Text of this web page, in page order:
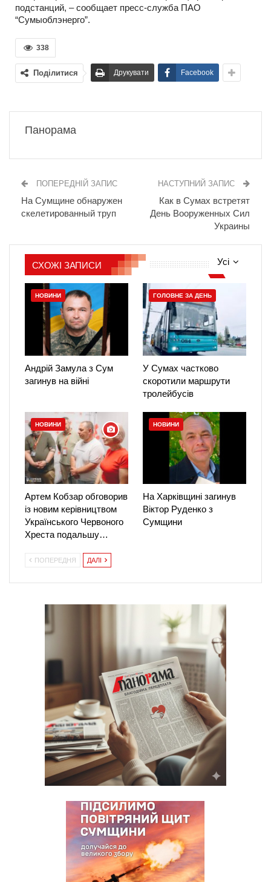
подстанций, – сообщает пресс-служба ПАО
“Сумыоблэнерго”.
338
Поділитися Друкувати Facebook
Панорама
ПОПЕРЕДНІЙ ЗАПИС
На Сумщине обнаружен
скелетированный труп
НАСТУПНИЙ ЗАПИС
Как в Сумах встретят
День Вооруженных Сил
Украины
Усі
СХОЖІ ЗАПИСИ
НОВИНИ
Андрій Замула з Сум
загинув на війні
ГОЛОВНЕ ЗА ДЕНЬ
У Сумах частково
скоротили маршрути
тролейбусів
НОВИНИ
Артем Кобзар обговорив
із новим керівництвом
Українського Червоного
Хреста подальшу…
НОВИНИ
На Харківщині загинув
Віктор Руденко з
Сумщини
ПОПЕРЕДНЯ ДАЛІ